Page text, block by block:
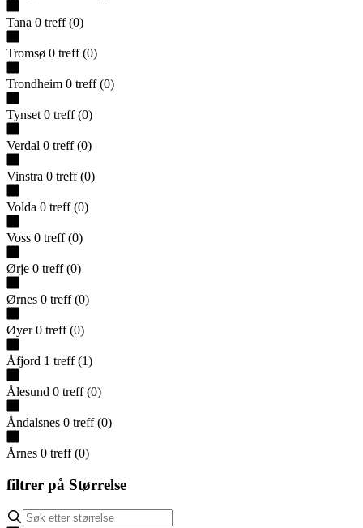
Tana 0 treff (0)
Tromsø 0 treff (0)
Trondheim 0 treff (0)
Tynset 0 treff (0)
Verdal 0 treff (0)
Vinstra 0 treff (0)
Volda 0 treff (0)
Voss 0 treff (0)
Ørje 0 treff (0)
Ørnes 0 treff (0)
Øyer 0 treff (0)
Åfjord 1 treff (1)
Ålesund 0 treff (0)
Åndalsnes 0 treff (0)
Årnes 0 treff (0)
filtrer på Størrelse